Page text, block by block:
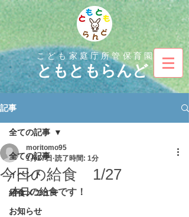
こども家庭庁所管保育園
ともともらんど
記事
全ての記事
イベント
給食メニュー
お知らせ
全ての記事
今日の給食 1/27
moritomo95
1月27日 読了時間: 1分
本日の給食です！